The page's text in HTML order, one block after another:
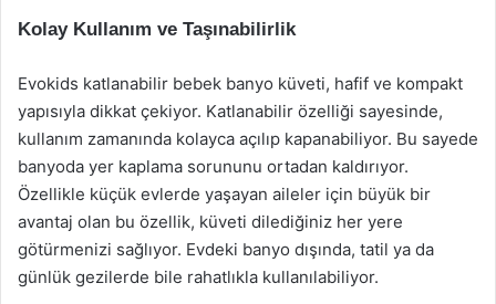
Kolay Kullanım ve Taşınabilirlik
Evokids katlanabilir bebek banyo küveti, hafif ve kompakt
yapısıyla dikkat çekiyor. Katlanabilir özelliği sayesinde,
kullanım zamanında kolayca açılıp kapanabiliyor. Bu sayede
banyoda yer kaplama sorununu ortadan kaldırıyor.
Özellikle küçük evlerde yaşayan aileler için büyük bir
avantaj olan bu özellik, küveti dilediğiniz her yere
götürmenizi sağlıyor. Evdeki banyo dışında, tatil ya da
günlük gezilerde bile rahatlıkla kullanılabiliyor.